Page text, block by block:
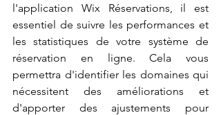
l'application Wix Réservations, il est
essentiel de suivre les performances et
les statistiques de votre système de
réservation en ligne. Cela vous
permettra d'identifier les domaines qui
nécessitent des améliorations et
d'apporter des ajustements pour